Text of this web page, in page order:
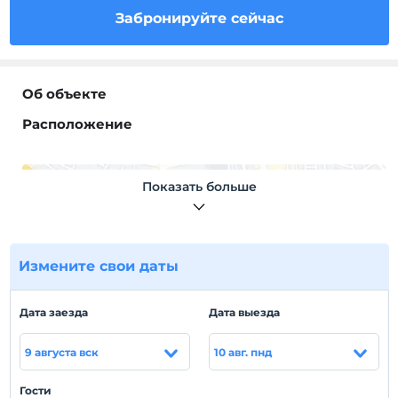
Забронируйте сейчас
Об объекте
Расположение
карте
Политики объекта
Зарегистрироваться
Через 14:00
Время выезда
До 12:00
Показать больше
Измените свои даты
Дата заезда
9 августа вск
Дата выезда
10 авг. пнд
Гости